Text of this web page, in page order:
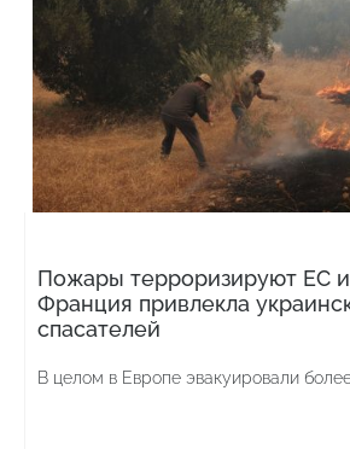
Пожары терроризируют ЕС
Франция привлекла
спасателей
В целом в Европе эвакуировали